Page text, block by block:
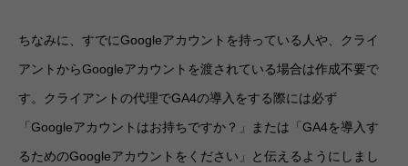
ちなみに、すでにGoogleアカウントを持っている人や、クライ
アントからGoogleアカウントを渡されている場合は作成不要で
す。クライアントの代理でGA4の導入をする際には必ず
「Googleアカウントはお持ちですか？」または「GA4を導入す
るためのGoogleアカウントをください」と伝えるようにしまし